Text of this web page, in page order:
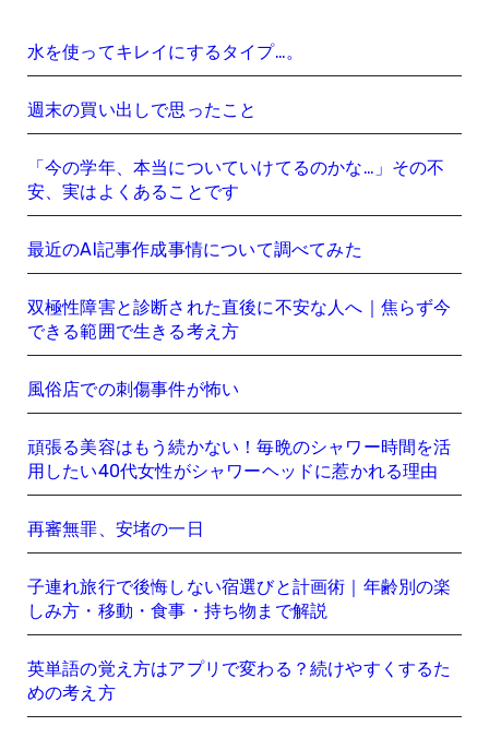
水を使ってキレイにするタイプ…。
週末の買い出しで思ったこと
「今の学年、本当についていけてるのかな…」その不
安、実はよくあることです
最近のAI記事作成事情について調べてみた
双極性障害と診断された直後に不安な人へ｜焦らず今
できる範囲で生きる考え方
風俗店での刺傷事件が怖い
頑張る美容はもう続かない！毎晩のシャワー時間を活
用したい40代女性がシャワーヘッドに惹かれる理由
再審無罪、安堵の一日
子連れ旅行で後悔しない宿選びと計画術｜年齢別の楽
しみ方・移動・食事・持ち物まで解説
英単語の覚え方はアプリで変わる？続けやすくするた
めの考え方